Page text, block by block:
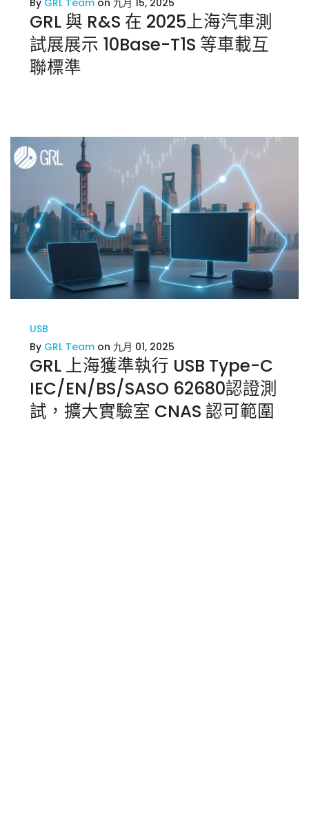
GRL 與 R&S 在 2025上海汽車測
試展展示 10Base-T1S 等車載互
聯標準
USB
By GRL Team on 九月 01, 2025
GRL 上海獲準執行 USB Type-C
IEC/EN/BS/SASO 62680認證測
試，擴大實驗室 CNAS 認可範圍